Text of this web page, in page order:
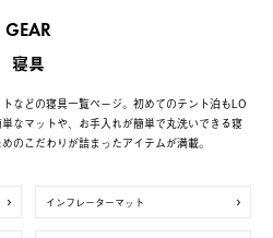
GEAR
寝具
などの寝具一覧ページ。初めてのテント泊もLO
なマットや、お手入れが簡単で丸洗いできる寝
のこだわりが詰まったアイテムが満載。
インフレーターマット